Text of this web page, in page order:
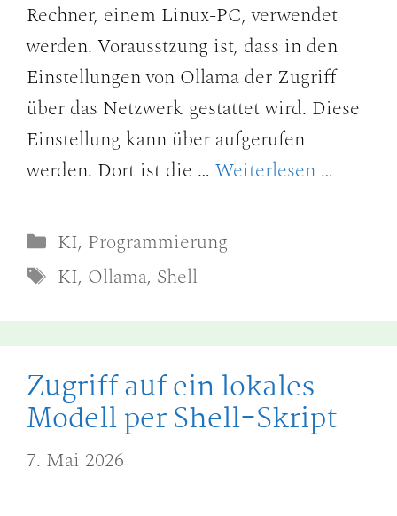
Rechner, einem Linux-PC, verwendet
werden. Vorausstzung ist, dass in den
Einstellungen von Ollama der Zugriff
über das Netzwerk gestattet wird. Diese
Einstellung kann über aufgerufen
werden. Dort ist die … Weiterlesen …
Kategorien
KI, Programmierung
Schlagwörter
KI, Ollama, Shell
Zugriff auf ein lokales
Modell per Shell-Skript
7. Mai 2026